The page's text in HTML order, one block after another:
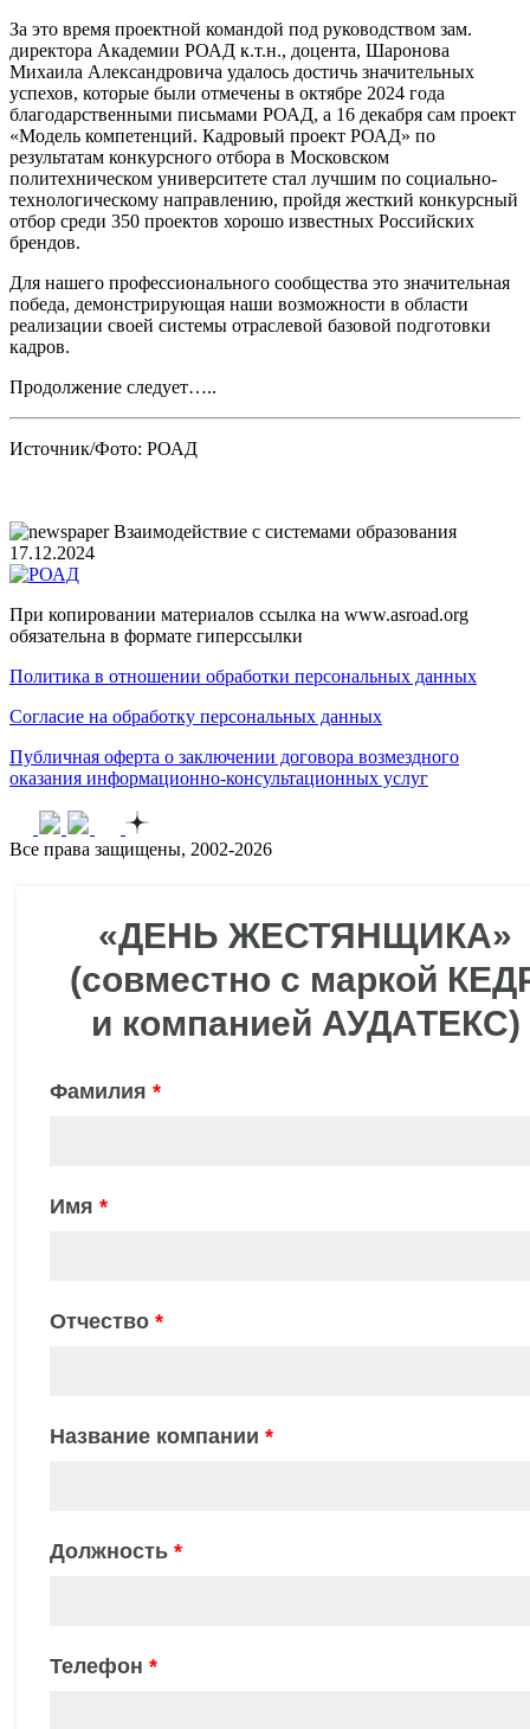
За это время проектной командой под руководством зам.
директора Академии РОАД к.т.н., доцента, Шаронова
Михаила Александровича удалось достичь значительных
успехов, которые были отмечены в октябре 2024 года
благодарственными письмами РОАД, а 16 декабря сам проект
«Модель компетенций. Кадровый проект РОАД» по
результатам конкурсного отбора в Московском
политехническом университете стал лучшим по социально-
технологическому направлению, пройдя жесткий конкурсный
отбор среди 350 проектов хорошо известных Российских
брендов.
Для нашего профессионального сообщества это значительная
победа, демонстрирующая наши возможности в области
реализации своей системы отраслевой базовой подготовки
кадров.
Продолжение следует…..
Источник/Фото: РОАД
Взаимодействие с системами образования
17.12.2024
При копировании материалов ссылка на www.asroad.org
обязательна в формате гиперссылки
Политика в отношении обработки персональных данных
Согласие на обработку персональных данных
Публичная оферта о заключении договора возмездного
оказания информационно-консультационных услуг
Все права защищены, 2002-2026